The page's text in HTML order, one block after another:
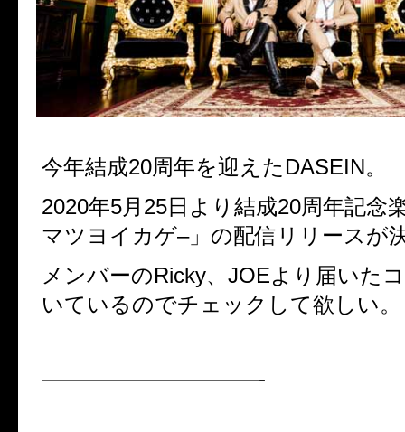
今年結成20周年を迎えた DASEIN。
2020年5月 25日より結成20周年記念
マツヨイカゲ–」の配信リリースが
メンバーのRicky、 JOEより届いた
いているのでチェックして欲しい。
——————————-